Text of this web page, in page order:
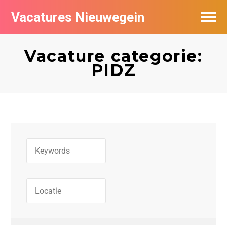
Vacatures Nieuwegein
Vacature categorie:
PIDZ
Vacatures per bedrijf in Nieuwegein